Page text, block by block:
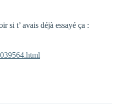
si t’ avais déjà essayé ça :